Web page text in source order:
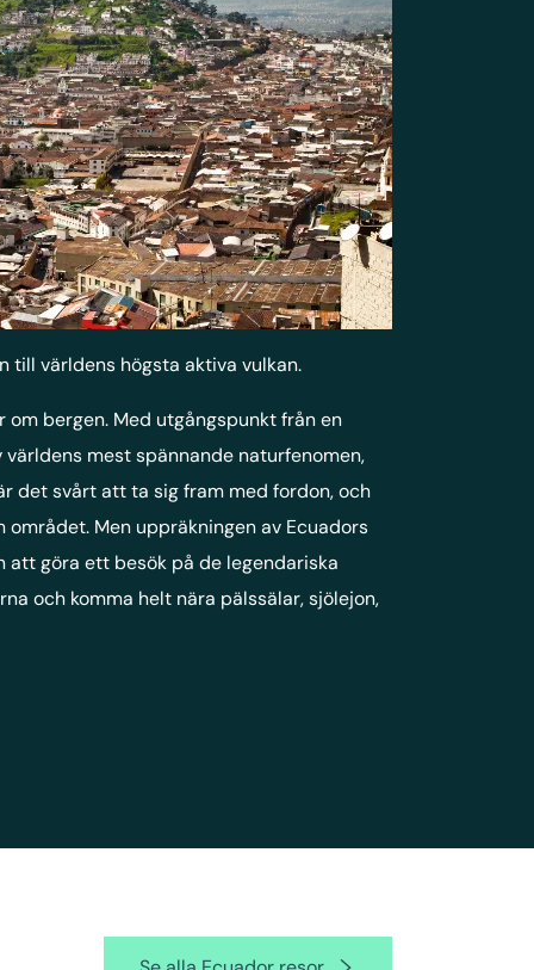
till världens högsta aktiva vulkan.
bergen. Med utgångspunkt från en
mest spännande naturfenomen,
det svårt att ta sig fram med fordon, och
Men uppräkningen av Ecuadors
att göra ett besök på de legendariska
och komma helt nära pälssälar, sjölejon,